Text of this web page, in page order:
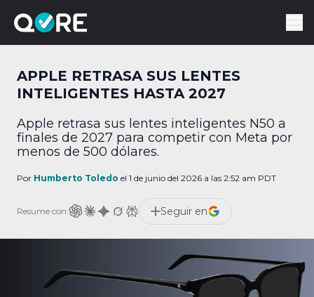
APPLE RETRASA SUS LENTES
INTELIGENTES HASTA 2027
Apple retrasa sus lentes inteligentes N50 a
finales de 2027 para competir con Meta por
menos de 500 dólares.
Por Humberto Toledo el 1 de junio del 2026 a las 2:52 am PDT
Resume con: Seguir en